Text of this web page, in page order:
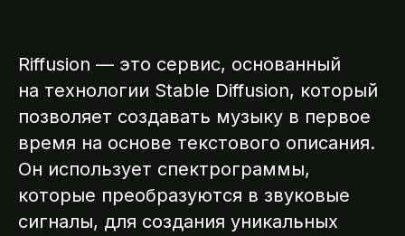
Riffusion — это сервис, основанный
на технологии Stable Diffusion, который
позволяет создавать музыку в первое
время на основе текстового описания.
Он использует спектрограммы,
которые преобразуются в звуковые
сигналы, для создания уникальных